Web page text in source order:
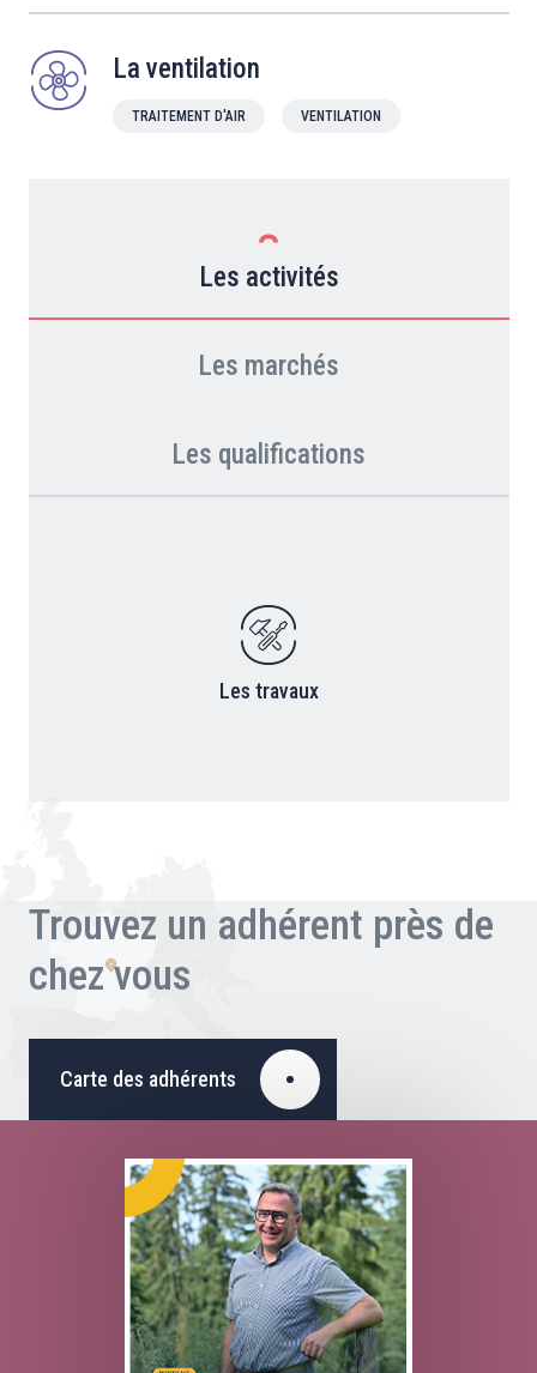
La ventilation
TRAITEMENT D'AIR VENTILATION
Les activités
Les marchés
Les qualifications
Les travaux
Trouvez un adhérent près de
chez vous
Carte des adhérents